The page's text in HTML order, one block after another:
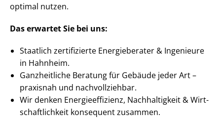
optimal nutzen.
Das erwartet Sie bei uns:
Staatlich zertifizierte Energieberater & Ingenieure
in Hahnheim.
Ganzheitliche Beratung für Gebäude jeder Art –
praxisnah und nachvollziehbar.
Wir denken En­er­gie­ef­fi­zi­enz, Nachhaltigkeit & Wirt­
schaft­lich­keit konsequent zusammen.